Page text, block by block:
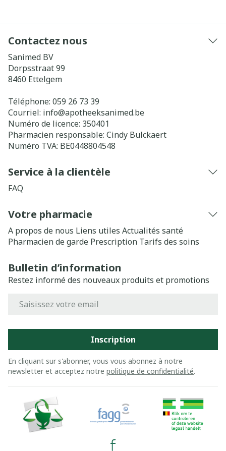
Contactez nous
Sanimed BV
Dorpsstraat 99
8460 Ettelgem
Téléphone: 059 26 73 39
Courriel: info@apotheeksanimed.be
Numéro de licence: 350401
Pharmacien responsable: Cindy Bulckaert
Numéro TVA: BE0448804548
Service à la clientèle
FAQ
Votre pharmacie
A propos de nous Liens utiles Actualités santé
Pharmacien de garde Prescription Tarifs des soins
Bulletin d’information
Restez informé des nouveaux produits et promotions
Inscription
En cliquant sur s'abonner, vous vous abonnez à notre
newsletter et acceptez notre politique de confidentialité.